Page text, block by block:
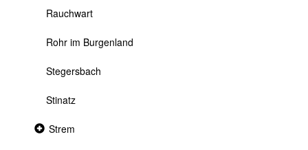
Rauchwart
Rohr im Burgenland
Stegersbach
Stinatz
Collapsed
Strem